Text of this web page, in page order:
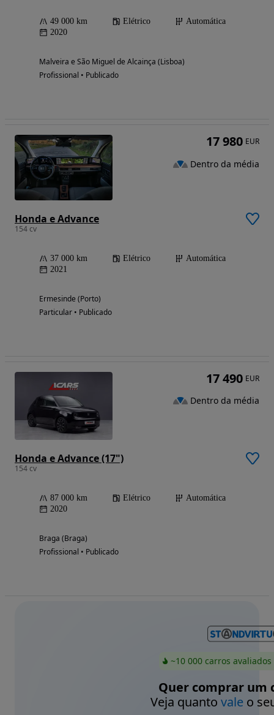
49 000 km Elétrico
Automática
2020
Malveira e São Miguel de Alcainça (Lisboa)
Profissional • Publicado
Honda e Advance
154 cv
37 000 km Elétrico
Automática
2021
Ermesinde (Porto)
Particular • Publicado
17 980 EUR
Dentro da média
Honda e Advance (17")
154 cv
87 000 km Elétrico
Automática
2020
Braga (Braga)
Profissional • Publicado
17 490 EUR
Dentro da média
~10 000 carros
Quer comprar um
Veja quanto valeo